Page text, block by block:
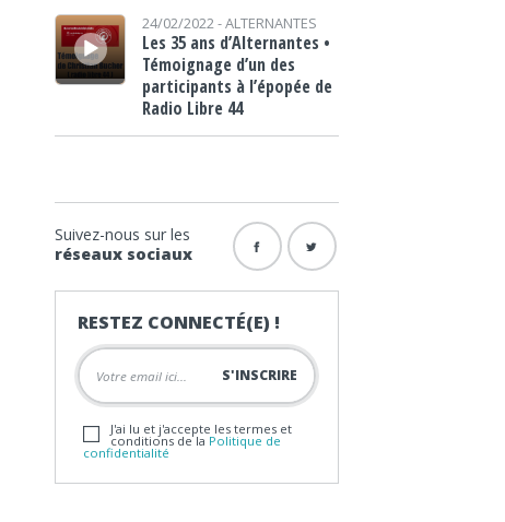
Lecteur audio
24/02/2022 -ALTERNANTES
Les 35 ans d’Alternantes •
Témoignage d’un des
participants à l’épopée de
Radio Libre 44
Suivez-nous sur les
réseaux sociaux
RESTEZ CONNECTÉ(E) !
J'ai lu et j'accepte les termes et
conditions de la Politique de
confidentialité